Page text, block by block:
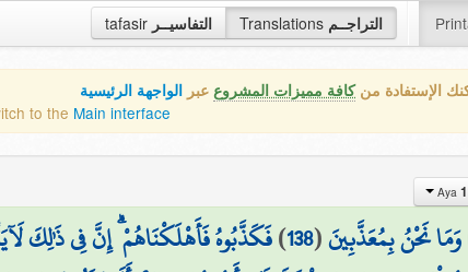
tafasir التفاسيــر Translations التراجــم
الإستفادة منكافة مميزات المشروع عبر الواجهة الرئيسية
to the Main interface
وَمَا نَحْنُ بِمُعَذَّبِينَ(
138
)فَكَذَّبُوهُ فَأَهْلَكْنَاهُمْ ۗ إِنَّ فِي ذَٰلِكَ